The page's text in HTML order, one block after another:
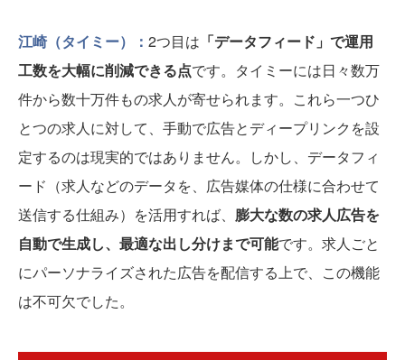
江崎（タイミー）： 2つ目は 「データフィード」で運用
工数を大幅に削減できる点です。タイミーには日々数万
件から数十万件もの求人が寄せられます。これら一つひ
とつの求人に対して、手動で広告とディープリンクを設
定するのは現実的ではありません。しかし、データフィ
ード（求人などのデータを、広告媒体の仕様に合わせて
送信する仕組み）を活用すれば、 膨大な数の求人広告を
自動で生成し、最適な出し分けまで可能です。求人ごと
にパーソナライズされた広告を配信する上で、この機能
は不可欠でした。